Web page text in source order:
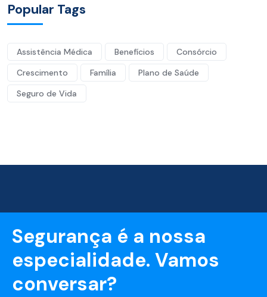
Popular Tags
Assistência Médica Benefícios
Consórcio
Crescimento
Família
Plano de Saúde
Seguro de Vida
Segurança é a nossa
especialidade. Vamos
conversar?